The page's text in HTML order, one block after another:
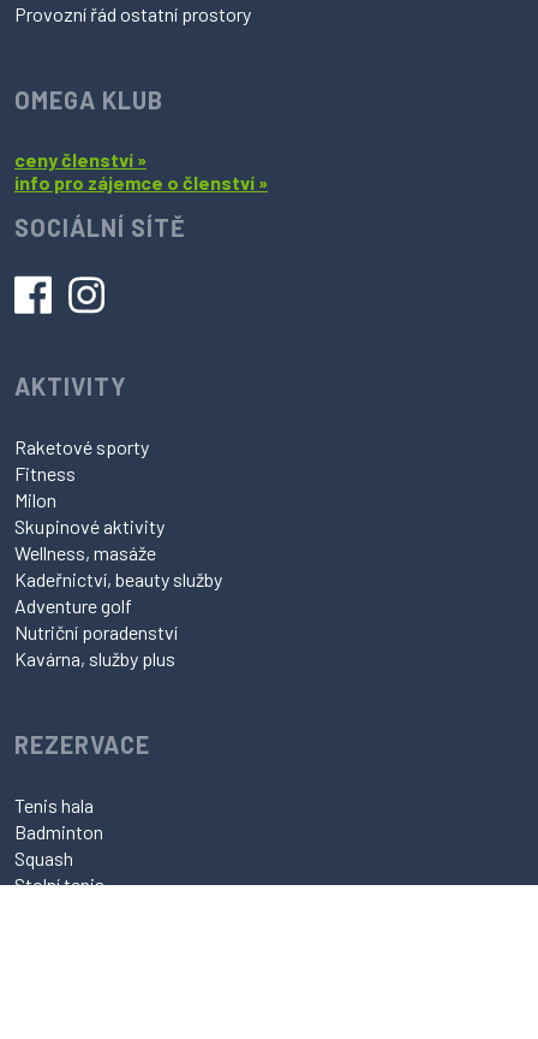
Provozní řád ostatní prostory
OMEGA KLUB
ceny členství »
info pro zájemce o členství »
SOCIÁLNÍ SÍTĚ
AKTIVITY
Raketové sporty
Fitness
Milon
Skupinové aktivity
Wellness, masáže
Kadeřnictví, beauty služby
Adventure golf
Nutriční poradenství
Kavárna, služby plus
REZERVACE
Tenis hala
Badminton
Squash
Stolní tenis